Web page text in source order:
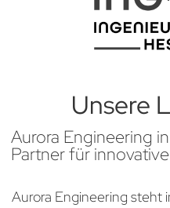
Unsere
Aurora Engineering
Partner für
Aurora Engineering steht